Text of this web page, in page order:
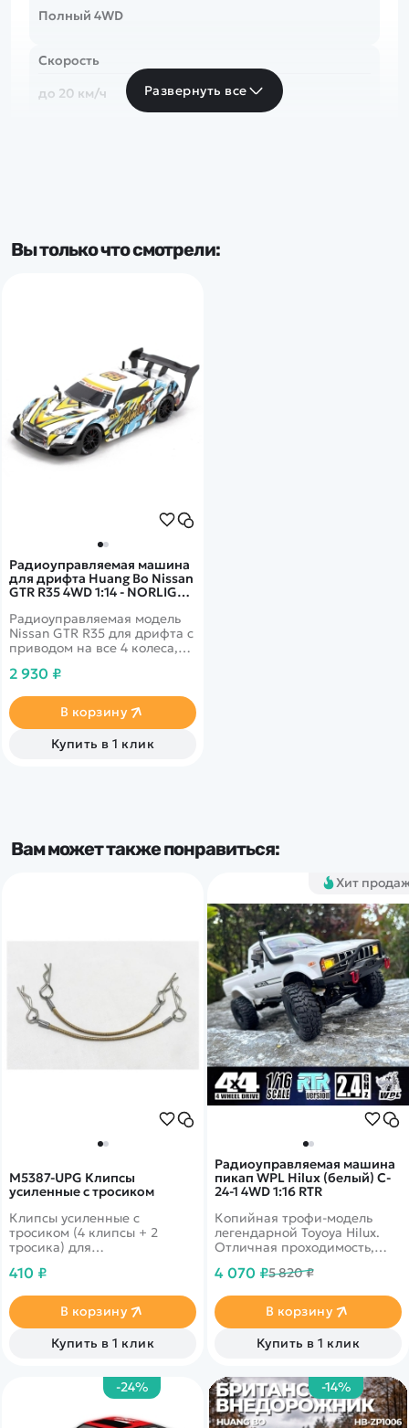
Полный 4WD
Скорость
до 20 км/ч
RTR
Развернуть все
Вы только что смотрели:
Радиоуправляемая машина
для дрифта Huang Bo Nissan
GTR R35 4WD 1:14 - NORLIGA-
Радиоуправляемая модель
Nissan GTR R35 для дрифта с
приводом на все 4 колеса,
понравится фанатам гонок и
управления этой машиной
ждёт каждого, кто возьмёт в
руки пульт.
2 930 ₽
В корзину
Купить в 1 клик
Вам может также понравиться:
Хит
Радиоуправляемая машина
пикап WPL Hilux (белый) C-
24-1 4WD 1:16 RTR
Копийная трофи-модель
легендарной Toyoya Hilux.
Отличная проходимость,
постоянный полный привод
мир бездорожья. Модель
выполнена в белом цвете.
4 070 ₽5 820 ₽
В корзину
Купить в 1 клик
M5387-UPG Клипсы
усиленные с тросиком
Клипсы усиленные с
тросиком (4 клипсы + 2
тросика) для
машин.&nbsp;При
клипс при переворотах
модели, она не потеряется
т.к. будет связана тросиком
с другой клипсой
410 ₽
В корзину
Купить в 1 клик
-24% -14%